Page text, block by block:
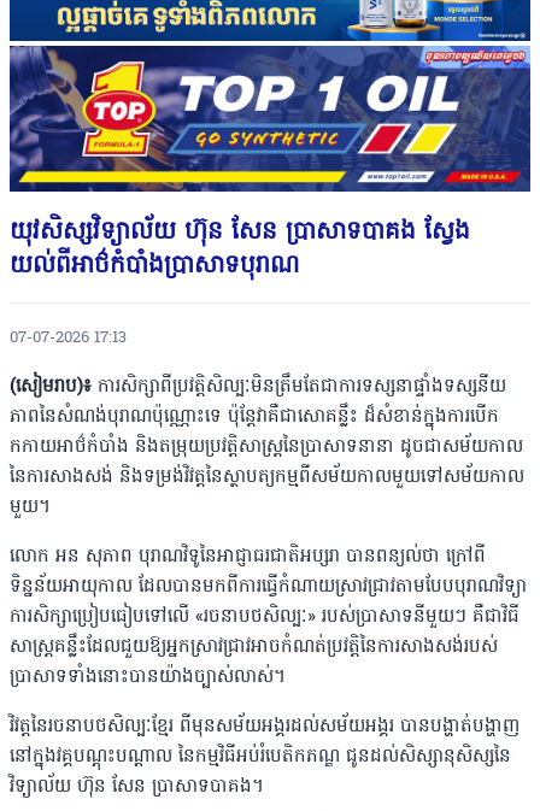
យុវសិស្សវិទ្យាល័យ ហ៊ុន សែន ប្រាសាទបាគង ស្វែង
យល់ពីអាថ៌កំបាំងប្រាសាទបុរាណ
07-07-2026 17:13
(សៀមរាប)៖ ការសិក្សាពីប្រវត្តិសិល្បៈមិនត្រឹមតែជាការទស្សនាផ្ទាំងទស្សនីយ
ភាពនៃសំណង់បុរាណប៉ុណ្ណោះទេ ប៉ុន្តែវាគឺជាសោគន្លឹះ ដ៏សំខាន់ក្នុងការបើក
កកាយអាថ៌កំបាំង និងតម្រុយប្រវត្តិសាស្ត្រនៃប្រាសាទនានា ដូចជាសម័យកាល
នៃការសាងសង់ និងទម្រង់វិវត្តនៃស្ថាបត្យកម្មពីសម័យកាលមួយទៅសម័យកាល
មួយ។
លោក អន សុភាព បុរាណវិទូនៃអាជ្ញាធរជាតិអប្សរា បានពន្យល់ថា ក្រៅពី
ទិន្នន័យអាយុកាល ដែលបានមកពីការធ្វើកំណាយស្រាវជ្រាវតាមបែបបុរាណវិទ្យា
ការសិក្សាប្រៀបធៀបទៅលើ «រចនាបថសិល្បៈ» របស់ប្រាសាទនីមួយៗ គឺជាវិធី
សាស្ត្រគន្លឹះដែលជួយឱ្យអ្នកស្រាវជ្រាវអាចកំណត់ប្រវត្តិនៃការសាងសង់របស់
ប្រាសាទទាំងនោះបានយ៉ាងច្បាស់លាស់។
វិវត្តនៃរចនាបថសិល្បៈខ្មែរ ពីមុនសម័យអង្គរដល់សម័យអង្គរ បានបង្ហាត់បង្ហាញ
នៅក្នុងវគ្គបណ្តុះបណ្តាល នៃកម្មវិធីអប់រំបេតិកភណ្ឌ ជូនដល់សិស្សានុសិស្សនៃ
វិទ្យាល័យ ហ៊ុន សែន ប្រាសាទបាគង។